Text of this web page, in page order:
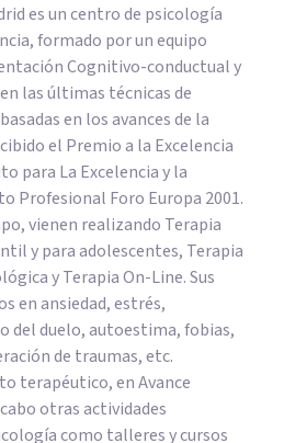
es un centro de psicología
formado por un equipo
Cognitivo-conductual y
las últimas técnicas de
en los avances de la
el Premio a la Excelencia
para La Excelencia y la
Profesional Foro Europa 2001.
vienen realizando Terapia
y para adolescentes, Terapia
y Terapia On-Line. Sus
en ansiedad, estrés,
del duelo, autoestima, fobias,
de traumas, etc.
terapéutico, en Avance
otras actividades
como talleres y cursos